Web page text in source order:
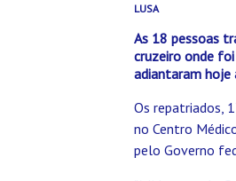
LUSA
As 18 pessoas
cruzeiro onde
adiantaram hoje
Os repatriados,
no Centro
pelo Governo